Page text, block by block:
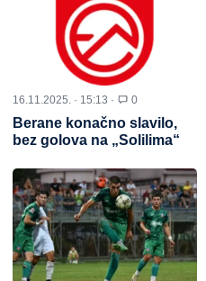
16.11.2025. · 15:13 · 0
Berane konačno slavilo,
bez golova na „Solilima“